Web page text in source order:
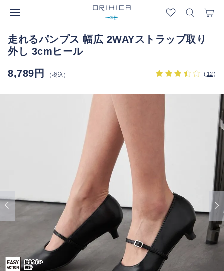
走れるパンプス 幅広 2WAYストラップ取り
外し 3cmヒール
8,789円
（税込） ( 12)